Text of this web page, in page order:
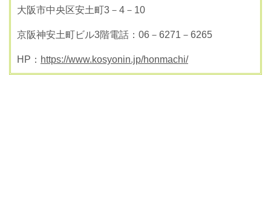
大阪市中央区安土町3－4－10
京阪神安土町ビル3階電話：06－6271－6265
HP： https://www.kosyonin.jp/honmachi/